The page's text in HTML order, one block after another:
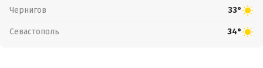
Чернигов 33°
Севастополь 34°